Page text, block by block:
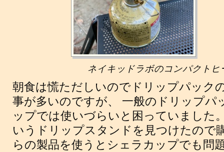
ネイキッドラボのコンパクトヒ
朝食は慌ただしいのでドリップパック
事が多いのですが、 一般のドリップパ
ップでは使いづらいと困っていました
いうドリップスタンドを見つけたので
らの製品を使うとシェラカップでも問